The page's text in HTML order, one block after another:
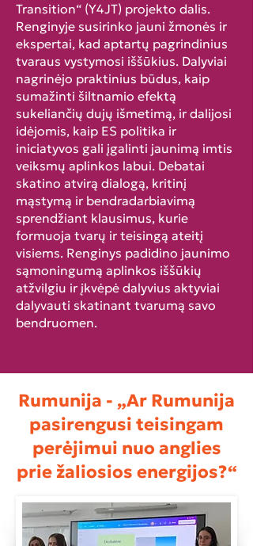
Transition“ (Y4JT) projekto dalis.
Renginyje susirinko jauni žmonės ir
ekspertai, kad aptartų pagrindinius
tvaraus vystymosi iššūkius. Dalyviai
nagrinėjo praktinius būdus, kaip
sumažinti šiltnamio efektą
sukeliančių dujų išmetimą, ir dalijosi
idėjomis, kaip ES politika ir
iniciatyvos gali įgalinti jaunimą imtis
veiksmų aplinkos labui. Debatai
skatino atvirą dialogą, kritinį
mąstymą ir bendradarbiavimą
sprendžiant klausimus, kurie
formuoja tvarų ir teisingą ateitį
visiems. Renginys padidino jaunimo
sąmoningumą aplinkos iššūkių
atžvilgiu ir įkvėpė dalyvius aktyviai
dalyvauti skatinant tvarumą savo
bendruomen.
Rumunija - „Ar Rumunija
pasirengusi teisingam
perėjimui nuo anglies
prie žaliosios energijos?“